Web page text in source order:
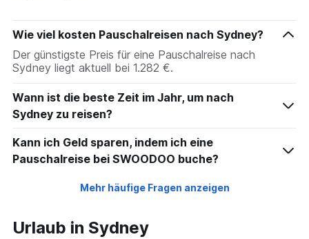
Wie viel kosten Pauschalreisen nach Sydney?
Der günstigste Preis für eine Pauschalreise nach
Sydney liegt aktuell bei 1.282 €.
Wann ist die beste Zeit im Jahr, um nach
Sydney zu reisen?
Kann ich Geld sparen, indem ich eine
Pauschalreise bei SWOODOO buche?
Mehr häufige Fragen anzeigen
Urlaub in Sydney